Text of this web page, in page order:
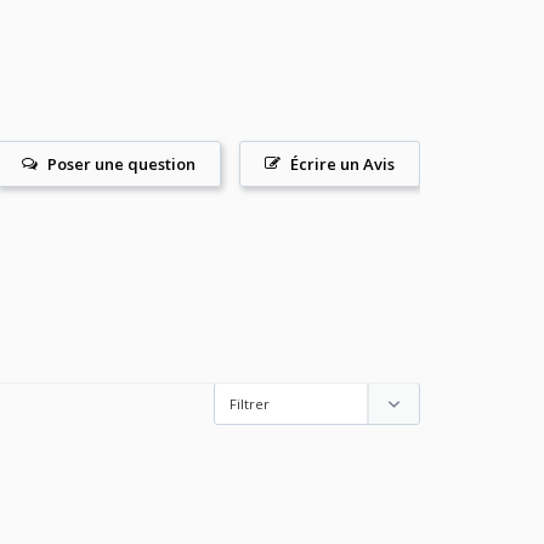
Écrire un Avis
Poser une question